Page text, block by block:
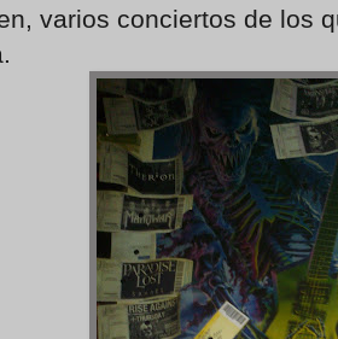
varios conciertos de los